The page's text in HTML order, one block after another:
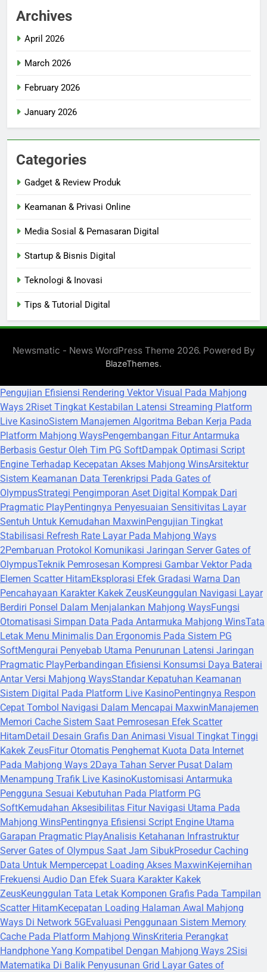
Archives
April 2026
March 2026
February 2026
January 2026
Categories
Gadget & Review Produk
Keamanan & Privasi Online
Media Sosial & Pemasaran Digital
Startup & Bisnis Digital
Teknologi & Inovasi
Tips & Tutorial Digital
Newsmatic - News WordPress Theme 2026. Powered By
BlazeThemes.
Pengujian Efisiensi Rendering Vektor Visual Pada Mahjong
Ways 2Riset Tingkat Kestabilan Latensi Streaming Platform
Live KasinoSistem Manajemen Algoritma Beban Kerja Pada
Platform Mahjong WaysPengembangan Fitur Antarmuka
Berbasis Gestur Oleh Tim PG SoftDampak Optimasi Script
Engine Terhadap Kecepatan Akses Mahjong WinsArsitektur
Sistem Keamanan Data Terenkripsi Pada Gates of
OlympusStrategi Pengimporan Aset Digital Kompak Dari
Pragmatic PlayPentingnya Penyesuaian Sensitivitas Layar
Sentuh Untuk Kemudahan MaxwinPengujian Tingkat
Stabilisasi Refresh Rate Layar Pada Mahjong Ways
2Pembaruan Protokol Komunikasi Jaringan Server Gates of
OlympusTeknik Pemrosesan Kompresi Gambar Vektor Pada
Elemen Scatter HitamEksplorasi Efek Gradasi Warna Dan
Pencahayaan Karakter Kakek ZeusKeunggulan Navigasi Layar
Berdiri Ponsel Dalam Menjalankan Mahjong WaysFungsi
Otomatisasi Simpan Data Pada Antarmuka Mahjong WinsTata
Letak Menu Minimalis Dan Ergonomis Pada Sistem PG
SoftMengurai Penyebab Utama Penurunan Latensi Jaringan
Pragmatic PlayPerbandingan Efisiensi Konsumsi Daya Baterai
Antar Versi Mahjong WaysStandar Kepatuhan Keamanan
Sistem Digital Pada Platform Live KasinoPentingnya Respon
Cepat Tombol Navigasi Dalam Mencapai MaxwinManajemen
Memori Cache Sistem Saat Pemrosesan Efek Scatter
HitamDetail Desain Grafis Dan Animasi Visual Tingkat Tinggi
Kakek ZeusFitur Otomatis Penghemat Kuota Data Internet
Pada Mahjong Ways 2Daya Tahan Server Pusat Dalam
Menampung Trafik Live KasinoKustomisasi Antarmuka
Pengguna Sesuai Kebutuhan Pada Platform PG
SoftKemudahan Aksesibilitas Fitur Navigasi Utama Pada
Mahjong WinsPentingnya Efisiensi Script Engine Utama
Garapan Pragmatic PlayAnalisis Ketahanan Infrastruktur
Server Gates of Olympus Saat Jam SibukProsedur Caching
Data Untuk Mempercepat Loading Akses MaxwinKejernihan
Frekuensi Audio Dan Efek Suara Karakter Kakek
ZeusKeunggulan Tata Letak Komponen Grafis Pada Tampilan
Scatter HitamKecepatan Loading Halaman Awal Mahjong
Ways Di Network 5GEvaluasi Penggunaan Sistem Memory
Cache Pada Platform Mahjong WinsKriteria Perangkat
Handphone Yang Kompatibel Dengan Mahjong Ways 2Sisi
Matematika Di Balik Penyusunan Grid Layar Gates of